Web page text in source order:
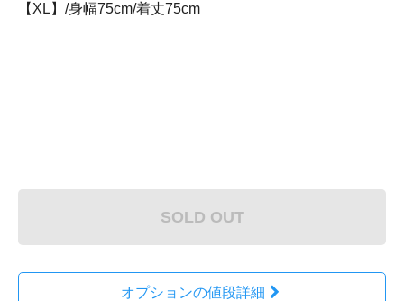
【XL】/身幅75cm/着丈75cm
SOLD OUT
オプションの値段詳細